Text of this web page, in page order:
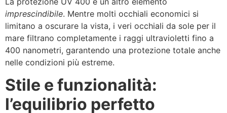
imprescindibile. Mentre molti occhiali economici si
limitano a oscurare la vista, i veri occhiali da sole per il
mare filtrano completamente i raggi ultravioletti fino a
400 nanometri, garantendo una protezione totale anche
nelle condizioni più estreme.
Stile e funzionalità:
l’equilibrio perfetto